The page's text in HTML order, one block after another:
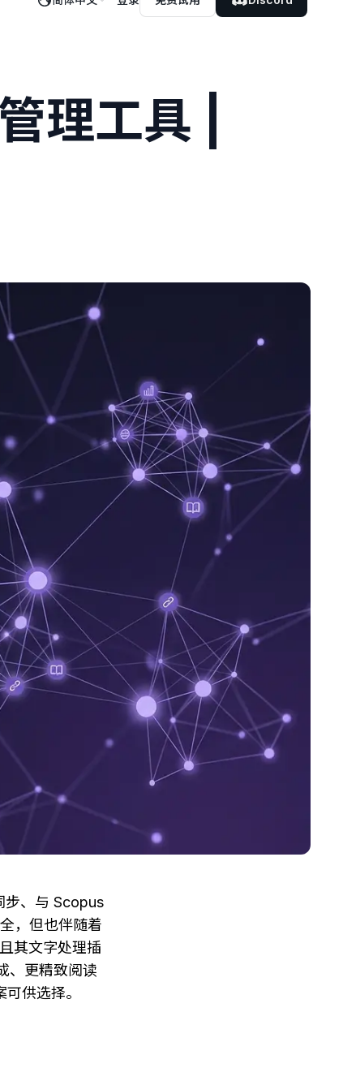
理工具 |
、与 Scopus
，但也伴随着
其文字处理插
、更精致阅读
供选择。